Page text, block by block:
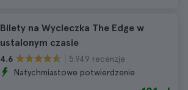
Bilety na Wycieczka The Edge w
ustalonym czasie
4.6
5.949 recenzje
Natychmiastowe potwierdzenie